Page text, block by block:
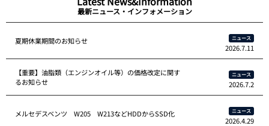
最新ニュース・インフォメーション
夏期休業期間のお知らせ ニュース
2026.7.11
【重要】油脂類（エンジンオイル等）の価格改定に関す
るお知らせ
ニュース
2026.7.2
メルセデスベンツ W205 W213などHDDからSSD化 ニュース
2026.4.29